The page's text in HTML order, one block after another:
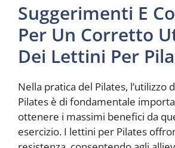
Suggerimenti E
Per Un Corretto
Dei Lettini Per
Nella pratica del Pilates, l’utilizzo
Pilates è di fondamentale
ottenere i massimi benefici da
esercizio. I lettini per Pilates